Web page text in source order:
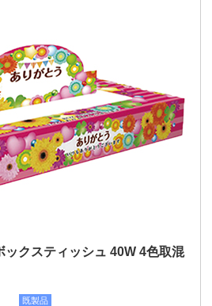
ックスティッシュ 40W 4色取混
既製品